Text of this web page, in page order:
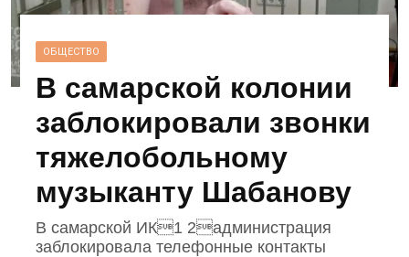
ОБЩЕСТВО
В самарской колонии
заблокировали звонки
тяжелобольному
музыканту Шабанову
В самарской ИК1 2администрация
заблокировала телефонные контакты